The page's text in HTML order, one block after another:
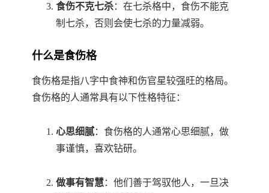
食伤不克七杀：在七杀格中，食伤不能克
制七杀，否则会使七杀的力量减弱。
什么是食伤格
食伤格是指八字中食神和伤官星较强旺的格局。
食伤格的人通常具有以下性格特征：
心思细腻：食伤格的人通常心思细腻，做
事谨慎，喜欢钻研。
做事有智慧：他们善于驾驭他人，一旦决